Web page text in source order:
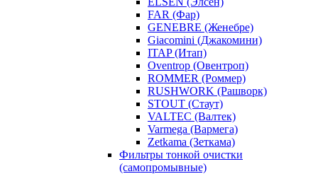
FAR (Фар)
GENEBRE (Женебре)
Giacomini (Джакомини)
ITAP (Итап)
Oventrop (Овентроп)
ROMMER (Роммер)
RUSHWORK (Рашворк)
STOUT (Стаут)
VALTEC (Валтек)
Varmega (Вармега)
Zetkama (Зеткама)
Фильтры тонкой очистки
(самопромывные)